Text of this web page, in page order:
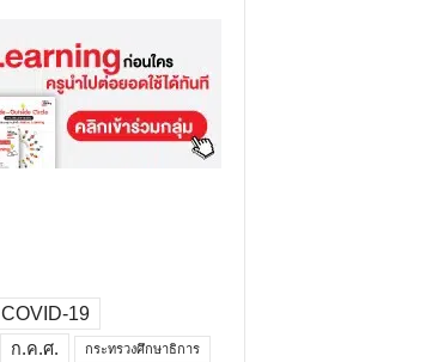
COVID-19
ก.ค.ศ. กระทรวงศึกษาธิการ